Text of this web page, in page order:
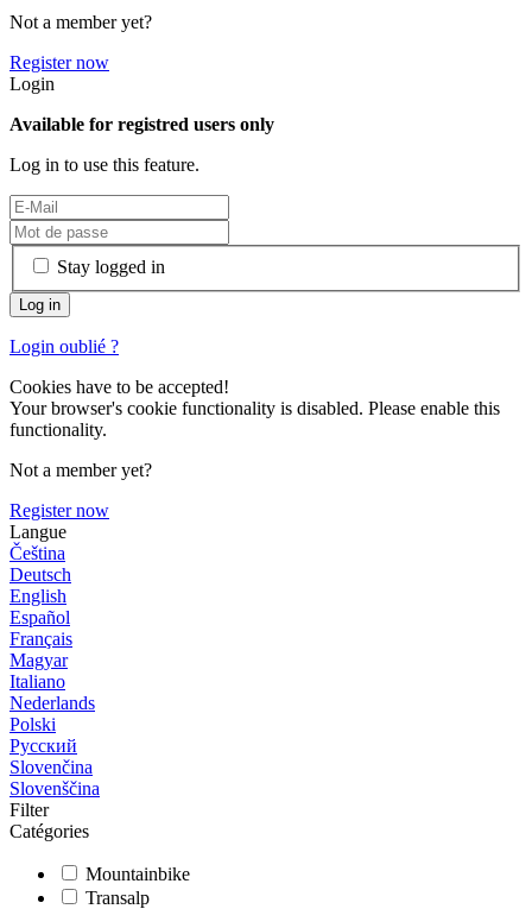
Not a member yet?
Register now
Login
Available for registred users only
Log in to use this feature.
Stay logged in
Login oublié ?
Cookies have to be accepted!
Your browser's cookie functionality is disabled. Please enable this
functionality.
Not a member yet?
Register now
Langue
Čeština
Deutsch
English
Español
Français
Magyar
Italiano
Nederlands
Polski
Русский
Slovenčina
Slovenščina
Filter
Catégories
Mountainbike
Transalp